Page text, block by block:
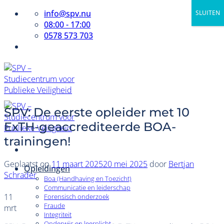
info@spv.nu
08:00 - 17:00
0578 573 703
Opleidingen
Boa (Handhaving en Toezicht)
Communicatie en leiderschap
Forensisch onderzoek
Fraude
Integriteit
SPV: De eerste opleider met 10
ExTH-geaccrediteerde BOA-
trainingen!
Geplaatst op11 maart 202520 mei 2025 door Bertjan
Schrader
11
mrt
SLUITEN